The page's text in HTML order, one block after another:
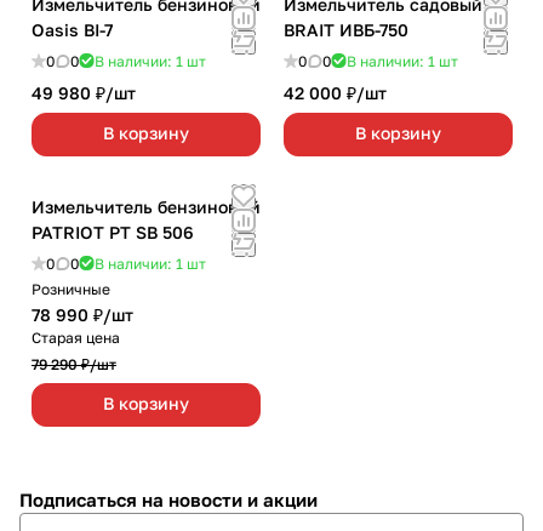
Oasis BI-7
0 0 В наличии: 1 шт
49 980 ₽/шт
В корзину
BRAIT ИВБ-750
0 0 В наличии: 1 шт
42 000 ₽/шт
В корзину
Измельчитель бензиновый
PATRIOT PT SB 506
0 0 В наличии: 1 шт
Розничные
78 990 ₽/шт
Старая цена
79 290 ₽/шт
В корзину
Подписаться на новости и акции